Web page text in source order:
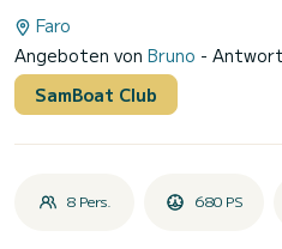
Faro
Angeboten von Bruno -
SamBoat Club
8 Pers. 680 PS